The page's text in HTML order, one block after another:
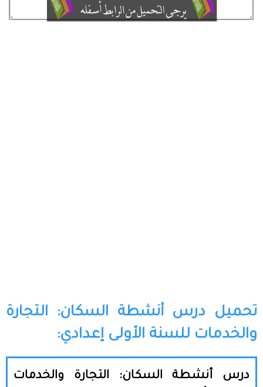
تحميل درس أنشطة السكان: التجارة
والخدمات للسنة الأولى إعدادي:
درس أنشطة السكان: التجارة والخدمات